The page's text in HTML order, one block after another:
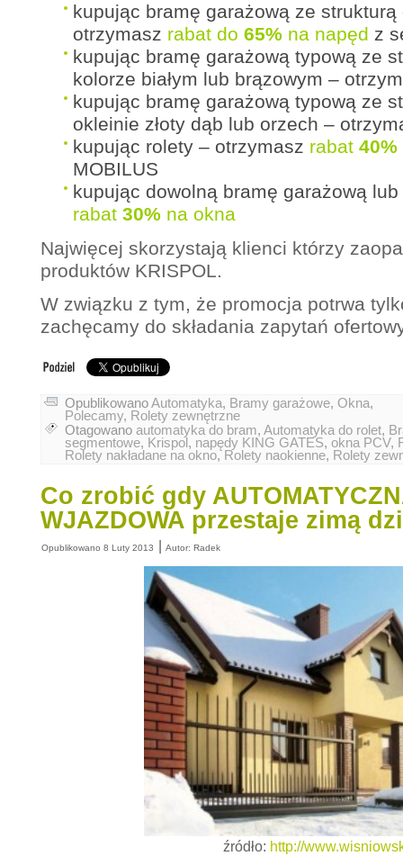
kupując bramę garażową ze strukturą
otrzymasz rabat do 65%na napęd z
kupując bramę garażową typową ze
kolorze białym lub brązowym –
kupując bramę garażową typową ze
okleinie złoty dąb lub orzech –
kupując rolety – otrzymasz rabat 40%
MOBILUS
kupując dowolną bramę garażową
rabat 30%na okna
Najwięcej skorzystają klienci którzy
produktów KRISPOL.
W związku z tym, że promocja potrwa
zachęcamy do składania zapytań
Opublikowano Automatyka, Bramy garażowe, Okna,
Polecamy, Rolety zewnętrzne
Otagowano automatyka do bram, Automatyka do rolet,
segmentowe, Krispol, napędy KING GATES, okna PCV,
Rolety nakładane na okno,Rolety naokienne, Rolety
Co zrobić gdy
WJAZDOWA przestaje zimą
Opublikowano 8 Luty 2013 | Autor: Radek
źródło: http://